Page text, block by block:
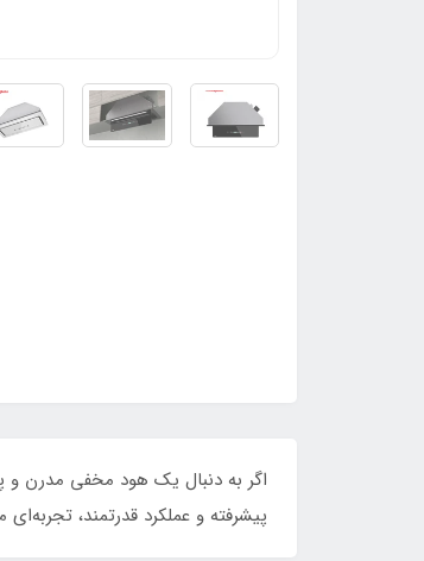
پیشرفته و عملکرد قدرتمند،